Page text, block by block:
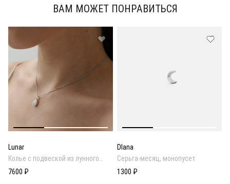
ВАМ МОЖЕТ ПОНРАВИТЬСЯ
Lunar
Колье с подвеской из лунного
камня
7600 ₽
Dlana
Серьга-месяц, монопусет
1300 ₽